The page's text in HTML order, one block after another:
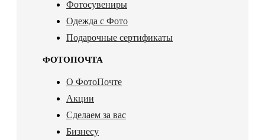
Фотосувениры
Одежда с Фото
Подарочные сертификаты
ФОТОПОЧТА
О ФотоПочте
Акции
Сделаем за вас
Бизнесу